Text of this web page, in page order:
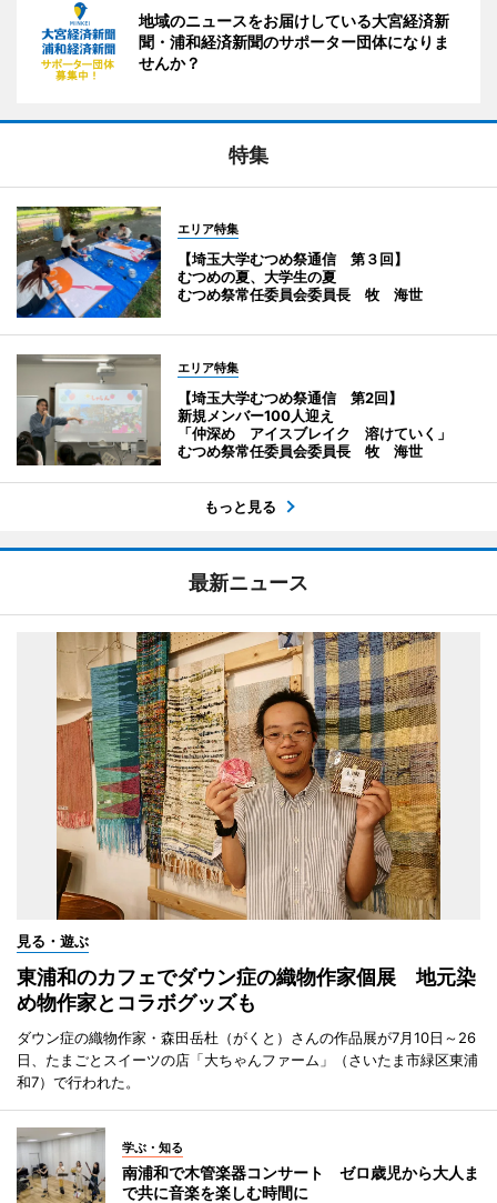
地域のニュースをお届けしている大宮経済新
聞・浦和経済新聞のサポーター団体になりま
せんか？
特集
エリア特集
【埼玉大学むつめ祭通信 第３回】
むつめの夏、大学生の夏
むつめ祭常任委員会委員長 牧 海世
エリア特集
【埼玉大学むつめ祭通信 第2回】
新規メンバー100人迎え
「仲深め アイスブレイク 溶けていく」
むつめ祭常任委員会委員長 牧 海世
もっと見る
最新ニュース
見る・遊ぶ
東浦和のカフェでダウン症の織物作家個展 地元染
め物作家とコラボグッズも
ダウン症の織物作家・森田岳杜（がくと）さんの作品展が7月10日～26
日、たまごとスイーツの店「大ちゃんファーム」（さいたま市緑区東浦
和7）で行われた。
学ぶ・知る
南浦和で木管楽器コンサート ゼロ歳児から大人ま
で共に音楽を楽しむ時間に